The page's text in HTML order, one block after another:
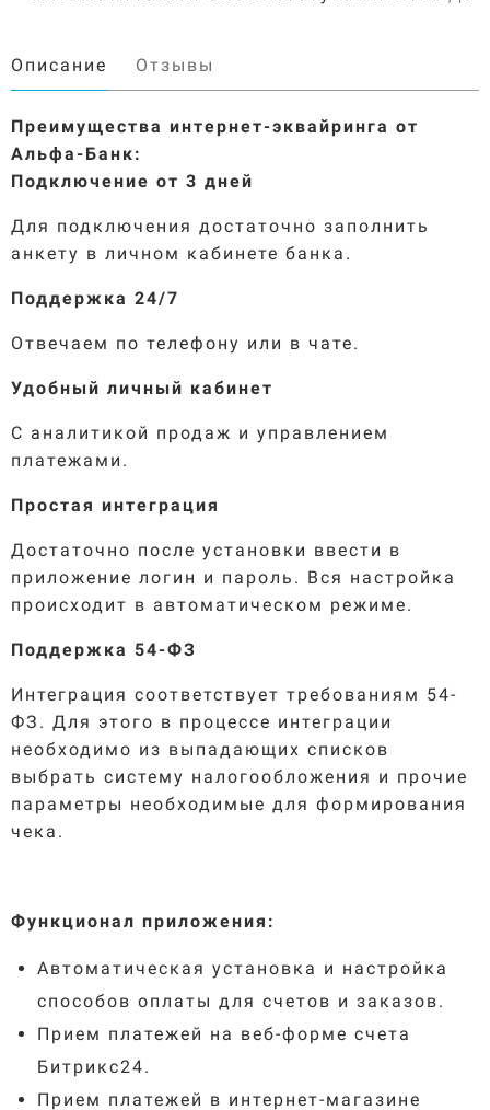
Описание Отзывы
Преимущества интернет-эквайринга от
Альфа-Банк:
Подключение от 3 дней
Для подключения достаточно заполнить
анкету в личном кабинете банка.
Поддержка 24/7
Отвечаем по телефону или в чате.
Удобный личный кабинет
С аналитикой продаж и управлением
платежами.
Простая интеграция
Достаточно после установки ввести в
приложение логин и пароль. Вся настройка
происходит в автоматическом режиме.
Поддержка 54-ФЗ
Интеграция соответствует требованиям 54-
ФЗ. Для этого в процессе интеграции
необходимо из выпадающих списков
выбрать систему налогообложения и прочие
параметры необходимые для формирования
чека.
Функционал приложения :
Автоматическая установка и настройка
способов оплаты для счетов и заказов.
Прием платежей на веб-форме счета
Битрикс24.
Прием платежей в интернет-магазине